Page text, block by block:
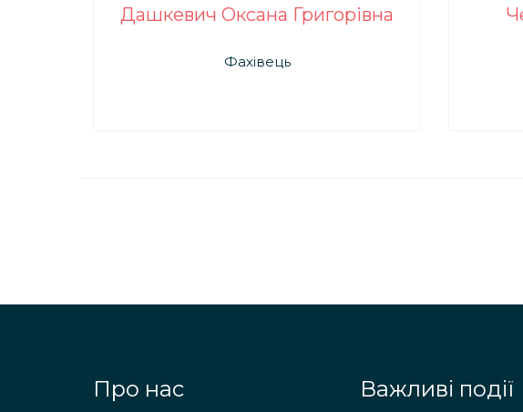
Дашкевич Оксана Григорівна
Фахівець
Про нас Важливі події